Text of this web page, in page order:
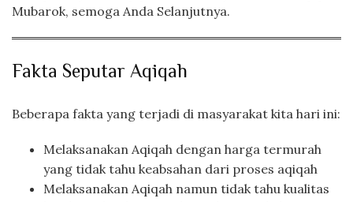
Mubarok, semoga Anda Selanjutnya.
Fakta Seputar Aqiqah
Beberapa fakta yang terjadi di masyarakat kita hari ini:
Melaksanakan Aqiqah dengan harga termurah
yang tidak tahu keabsahan dari proses aqiqah
Melaksanakan Aqiqah namun tidak tahu kualitas